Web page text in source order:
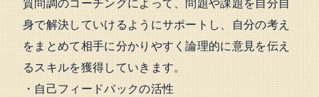
身で解決していけるようにサポートし、自分の考え
をまとめて相手に分かりやすく論理的に意見を伝え
るスキルを獲得していきます。
・自己フィードバックの活性